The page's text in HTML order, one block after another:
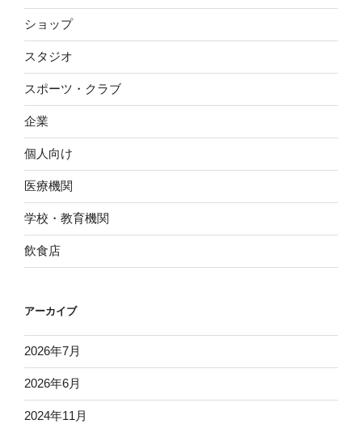
ショップ
スタジオ
スポーツ・クラブ
企業
個人向け
医療機関
学校・教育機関
飲食店
アーカイブ
2026年7月
2026年6月
2024年11月